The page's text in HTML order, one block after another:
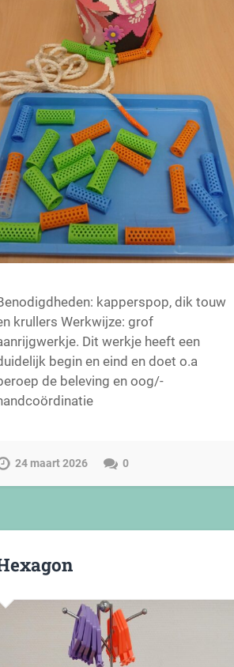
kapperspop, dik touw
krullers Werkwijze: grof
Dit werkje heeft een
begin en eind en doet o.a
de beleving en oog/-
24 maart 2026 0